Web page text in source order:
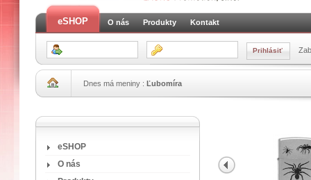
eSHOP O nás Produkty Kontakt
Dnes má meniny : Ľubomíra
eSHOP
O nás